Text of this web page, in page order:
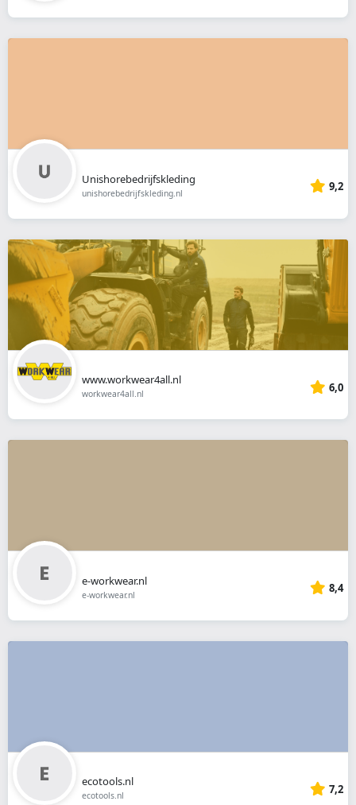
Unishorebedrijfskleding
unishorebedrijfskleding.nl 9,2
www.workwear4all.nl
workwear4all.nl 6,0
e-workwear.nl
e-workwear.nl 8,4
ecotools.nl
ecotools.nl 7,2